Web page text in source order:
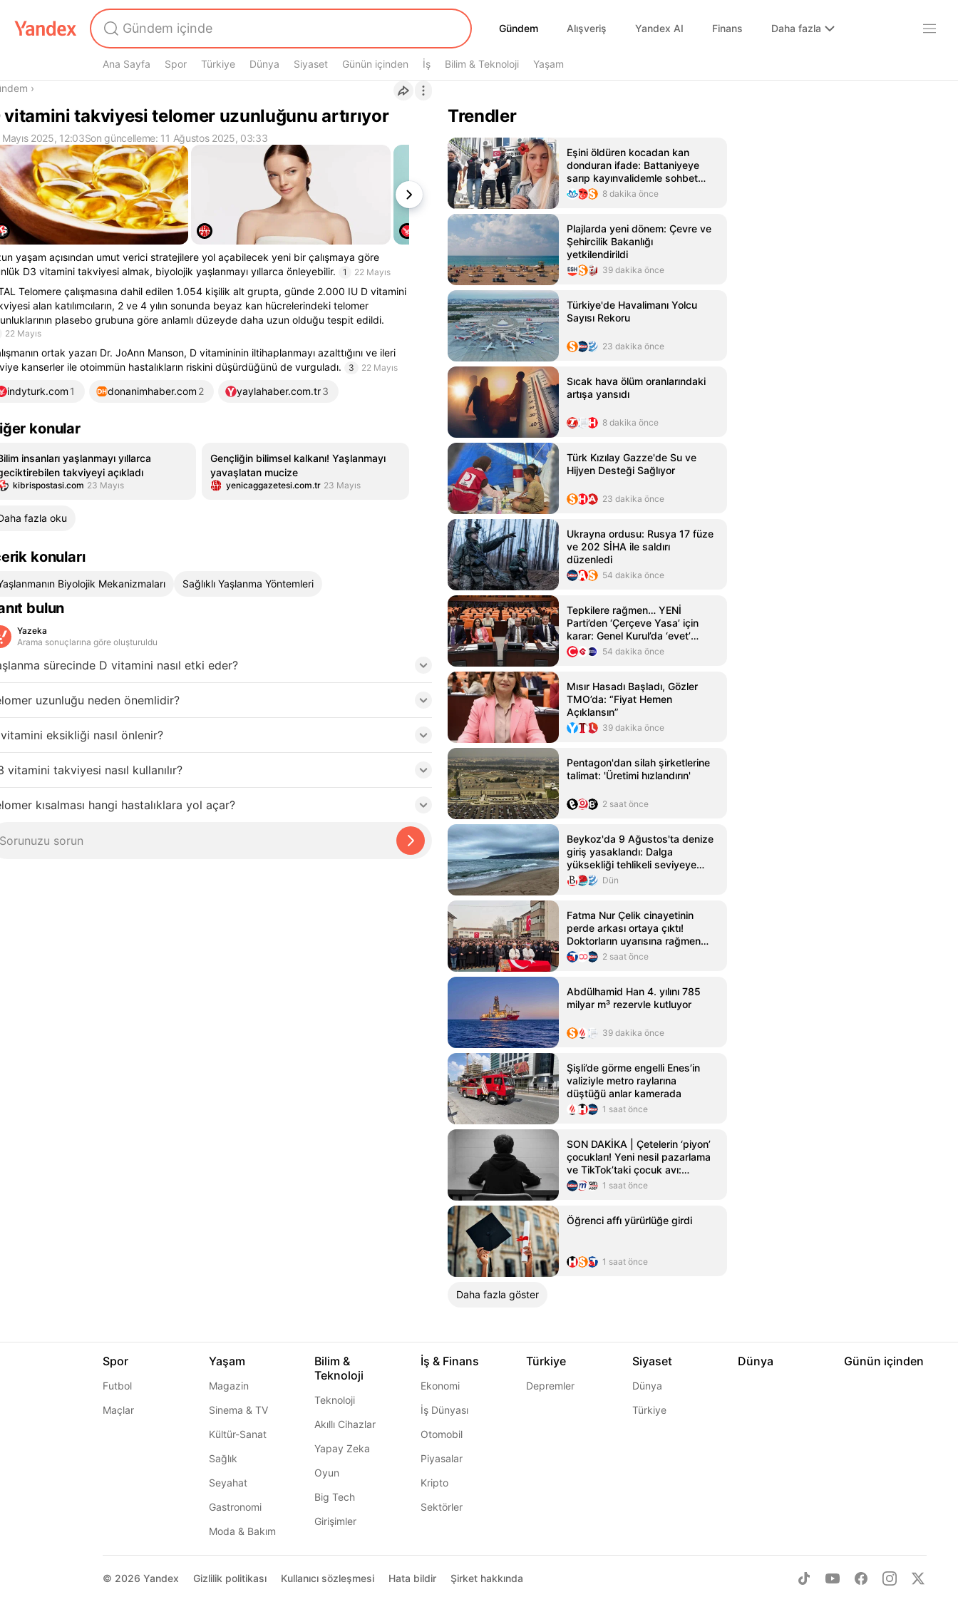
Gündem
Gündem Alışveriş Yandex AI Finans Daha fazla
Ana Sayfa Spor Türkiye Dünya Siyaset Günün içinden İş Bilim & Teknoloji Yaşam
›
vitamini takviyesi telomer uzunluğunu artırıyor
2025, 12:03Son güncelleme: 11 Ağustos 2025, 03:33
yaşam açısından umut verici stratejilere yol açabilecek yeni bir çalışmaya göre
D3 vitamini takviyesi almak, biyolojik yaşlanmayı yıllarca önleyebilir.
1 22 Mayıs
Telomere çalışmasına dahil edilen 1.054 kişilik alt grupta, günde 2.000 IU D vitamini
alan katılımcıların, 2 ve 4 yılın sonunda beyaz kan hücrelerindeki telomer
plasebo grubuna göre anlamlı düzeyde daha uzun olduğu tespit edildi.
22 Mayıs
ortak yazarı Dr. JoAnn Manson, D vitamininin iltihaplanmayı azalttığını ve ileri
kanserler ile otoimmün hastalıkların riskini düşürdüğünü de vurguladı.
3 22 Mayıs
indyturk.com 1 donanimhaber.com 2 yaylahaber.com.tr3
konular
insanları yaşlanmayı yıllarca
takviyeyi açıkladı
kibrispostasi.com 23 Mayıs
Gençliğin bilimsel kalkanı! Yaşlanmayı
yavaşlatan mucize
yenicaggazetesi.com.tr 23 Mayıs
fazla oku
konuları
Biyolojik Mekanizmaları Sağlıklı Yaşlanma Yöntemleri
bulun
Yazeka
Arama sonuçlarına göre oluşturuldu
sürecinde D vitamini nasıl etki eder?
uzunluğu neden önemlidir?
eksikliği nasıl önlenir?
vitamini takviyesi nasıl kullanılır?
kısalması hangi hastalıklara yol açar?
Trendler
Eşini öldüren kocadan kan
donduran ifade: Battaniyeye
sarıp kayınvalidemle sohbet
ettim!
8 dakika önce
Plajlarda yeni dönem: Çevre ve
Şehircilik Bakanlığı
yetkilendirildi
39 dakika önce
Türkiye'de Havalimanı Yolcu
Sayısı Rekoru
23 dakika önce
Sıcak hava ölüm oranlarındaki
artışa yansıdı
8 dakika önce
Türk Kızılay Gazze'de Su ve
Hijyen Desteği Sağlıyor
23 dakika önce
Ukrayna ordusu: Rusya 17 füze
ve 202 SİHA ile saldırı
düzenledi
54 dakika önce
Tepkilere rağmen… YENİ
Parti’den ‘Çerçeve Yasa’ için
karar: Genel Kurul’da ‘evet’
diyecek54 dakika önce
Mısır Hasadı Başladı, Gözler
TMO’da: “Fiyat Hemen
Açıklansın”
39 dakika önce
Pentagon'dan silah şirketlerine
talimat: 'Üretimi hızlandırın'
2 saat önce
Beykoz'da 9 Ağustos'ta denize
giriş yasaklandı: Dalga
yüksekliği tehlikeli seviyeye
ulaştı
Dün
Fatma Nur Çelik cinayetinin
perde arkası ortaya çıktı!
Doktorların uyarısına rağmen
hastaneden çıkarıldı:...
2 saat önce
Abdülhamid Han 4. yılını 785
milyar m³ rezervle kutluyor
39 dakika önce
Şişli’de görme engelli Enes’in
valiziyle metro raylarına
düştüğü anlar kamerada
1 saat önce
SON DAKİKA | Çetelerin ‘piyon’
çocukları! Yeni nesil pazarlama
ve TikTok’taki çocuk avı:
Kardeşim deyip ölüme yolladılar
1 saat önce
Öğrenci affı yürürlüğe girdi
1 saat önce
Daha fazla göster
Spor
Futbol
Maçlar
Yaşam
Magazin
Sinema & TV
Kültür-Sanat
Sağlık
Seyahat
Gastronomi
Moda & Bakım
Bilim &
Teknoloji
Teknoloji
Akıllı Cihazlar
Yapay Zeka
Oyun
Big Tech
Girişimler
İş & Finans
Ekonomi
İş Dünyası
Otomobil
Piyasalar
Kripto
Sektörler
Türkiye
Depremler
Siyaset
Dünya
Türkiye
Dünya Günün içinden
© 2026 Yandex Gizlilik politikası Kullanıcı sözleşmesi Hata bildir Şirket hakkında